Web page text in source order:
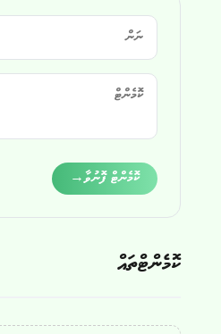
ކޮމެންޓް ފޮނުވާ→
ކޮމެންޓްތައް